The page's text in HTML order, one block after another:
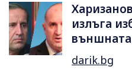
излъга
darik.bg